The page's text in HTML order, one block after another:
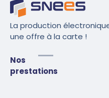
La production
une offre à la carte !
Nos
prestations